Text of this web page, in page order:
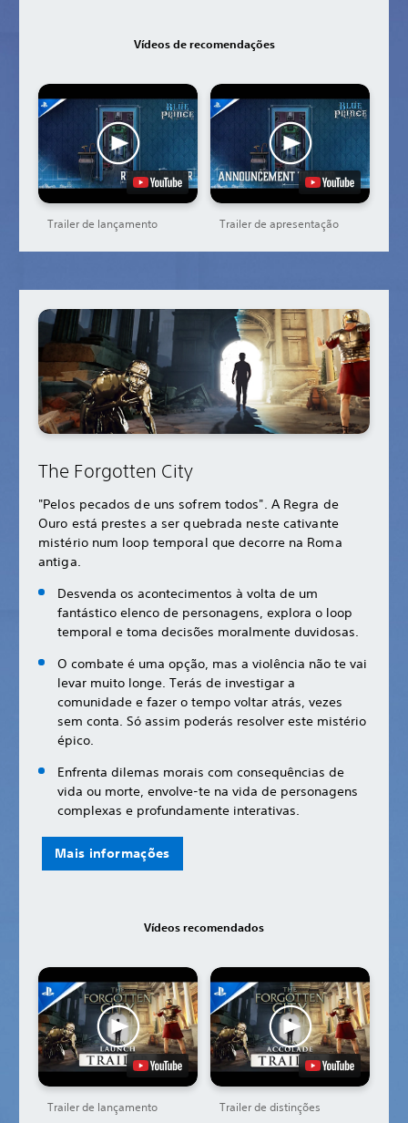
Vídeos de recomendações
Trailer de lançamento Trailer de apresentação
The Forgotten City
"Pelos pecados de uns sofrem todos". A Regra de
Ouro está prestes a ser quebrada neste cativante
mistério num loop temporal que decorre na Roma
antiga.
Desvenda os acontecimentos à volta de um
fantástico elenco de personagens, explora o loop
temporal e toma decisões moralmente duvidosas.
O combate é uma opção, mas a violência não te vai
levar muito longe. Terás de investigar a
comunidade e fazer o tempo voltar atrás, vezes
sem conta. Só assim poderás resolver este mistério
épico.
Enfrenta dilemas morais com consequências de
vida ou morte, envolve-te na vida de personagens
complexas e profundamente interativas.
Mais informações
Vídeos recomendados
Trailer de lançamento Trailer de distinções